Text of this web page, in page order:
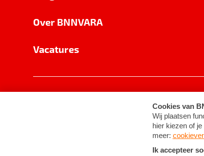
Over BNNVARA
Vacatures
Cookie-instellingen